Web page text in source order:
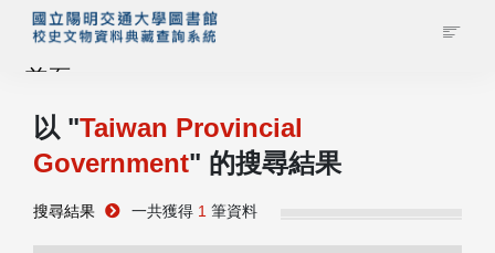
首頁
藏品查詢
校史館簡介
以 "Taiwan Provincial
Government" 的搜尋結果
搜尋結果 一共獲得 1 筆資料